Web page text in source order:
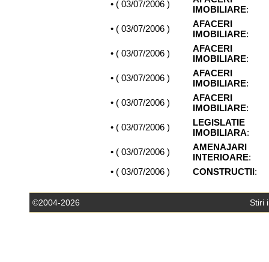
• ( 03/07/2006 )
IMOBILIARE:
• ( 03/07/2006 )
AFACERI
IMOBILIARE:
• ( 03/07/2006 )
AFACERI
IMOBILIARE:
• ( 03/07/2006 )
AFACERI
IMOBILIARE:
• ( 03/07/2006 )
AFACERI
IMOBILIARE:
• ( 03/07/2006 )
LEGISLATIE
IMOBILIARA:
• ( 03/07/2006 )
AMENAJARI
INTERIOARE:
• ( 03/07/2006 ) CONSTRUCTII:
©2004-2026 Stiri